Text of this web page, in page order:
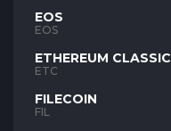
EOS
EOS
ETHEREUM CLASSIC
ETC
FILECOIN
FIL